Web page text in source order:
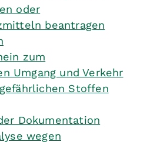
oder
beantragen
zum
Umgang und Verkehr
Stoffen
Dokumentation
wegen